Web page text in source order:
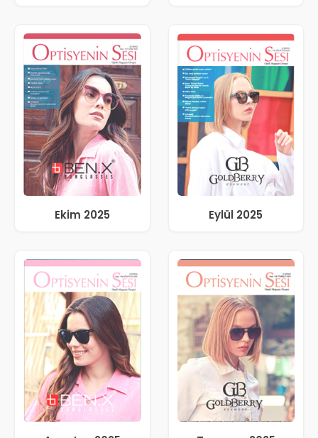
Ekim 2025 Eylül 2025